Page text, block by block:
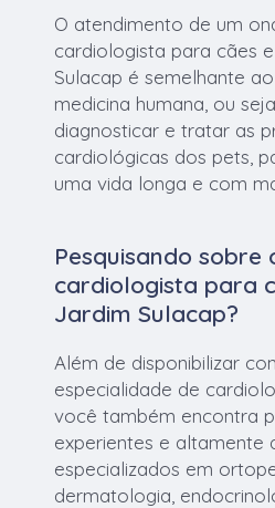
O atendimento de um
cardiologista para cães
Sulacap é semelhante
medicina humana, ou
diagnosticar e tratar as
cardiológicas dos pets,
uma vida longa e com
Pesquisando
cardiologista para
Jardim Sulacap?
Além de disponibilizar
especialidade de
você também encontra
experientes e altamente
especializados em
dermatologia,